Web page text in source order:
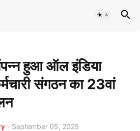
हुआ ऑल इंडिया
संगठन का 23वां
- September 05, 2025